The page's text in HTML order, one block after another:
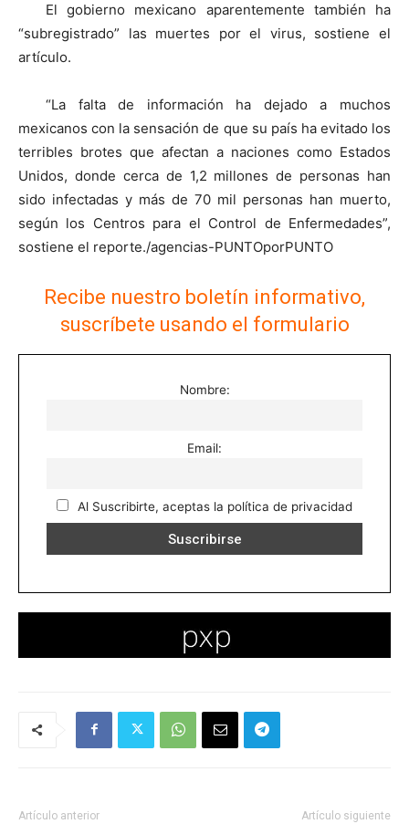
El gobierno mexicano aparentemente también ha
“subregistrado” las muertes por el virus, sostiene el
artículo.
“La falta de información ha dejado a muchos
mexicanos con la sensación de que su país ha evitado los
terribles brotes que afectan a naciones como Estados
Unidos, donde cerca de 1,2 millones de personas han
sido infectadas y más de 70 mil personas han muerto,
según los Centros para el Control de Enfermedades”,
sostiene el reporte./agencias-PUNTOporPUNTO
Recibe nuestro boletín informativo,
suscríbete usando el formulario
Nombre:
Email:
Al Suscribirte, aceptas la política de privacidad
Artículo anterior Artículo siguiente